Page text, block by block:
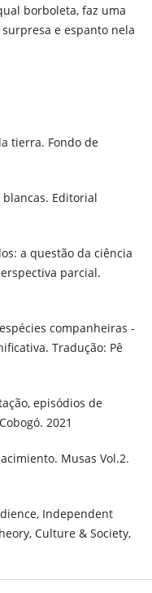
borboleta, faz uma
e espanto nela
tierra. Fondo de
blancas. Editorial
a questão da ciência
parcial.
companheiras -
Tradução: Pê
episódios de
2021
Musas Vol.2.
Independent
Culture & Society,